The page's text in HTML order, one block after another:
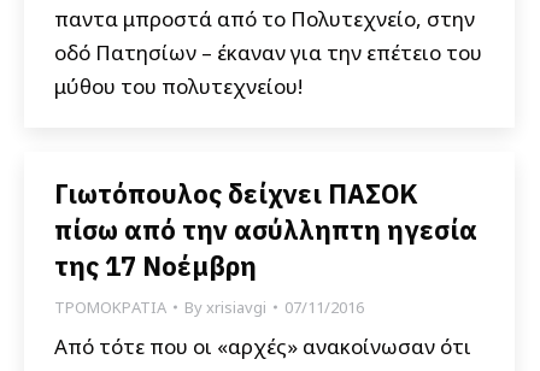
παντα μπροστά από το Πολυτεχνείο, στην
οδό Πατησίων – έκαναν για την επέτειο του
μύθου του πολυτεχνείου!
Γιωτόπουλος δείχνει ΠΑΣΟΚ
πίσω από την ασύλληπτη ηγεσία
της 17 Νοέμβρη
ΤΡΟΜΟΚΡΑΤΙΑ Byxrisiavgi 07/11/2016
Από τότε που οι «αρχές» ανακοίνωσαν ότι